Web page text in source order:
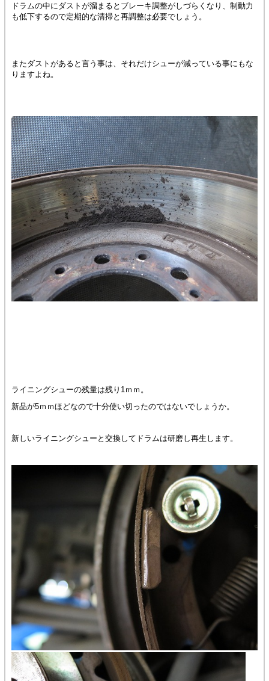
ドラムの中にダストが溜まるとブレーキ調整がしづらくなり、制動力
も低下するので定期的な清掃と再調整は必要でしょう。
またダストがあると言う事は、それだけシューが減っている事にもな
りますよね。
ライニングシューの残量は残り1ｍｍ。
新品が5ｍｍほどなので十分使い切ったのではないでしょうか。
新しいライニングシューと交換してドラムは研磨し再生します。